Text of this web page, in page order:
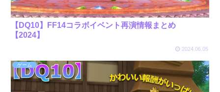
【DQ10】FF14コラボイベント再演情報まとめ
【2024】
2024.06.05
ゲーム